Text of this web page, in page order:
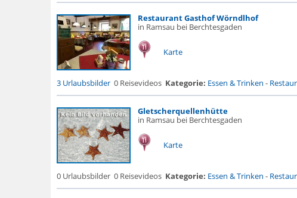
Restaurant Gasthof Wörndlhof
in Ramsau bei Berchtesgaden
Karte
3 Urlaubsbilder 0 Reisevideos Kategorie: Essen & Trinken -
Gletscherquellenhütte
in Ramsau bei Berchtesgaden
Karte
0 Urlaubsbilder 0 Reisevideos Kategorie: Essen & Trinken -